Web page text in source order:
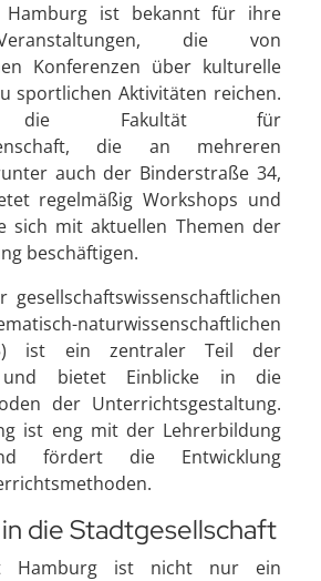
Hamburg ist bekannt für ihre
die von
Konferenzen über kulturelle
sportlichen Aktivitäten reichen.
die Fakultät für
die an mehreren
auch der Binderstraße 34,
regelmäßig Workshops und
sich mit aktuellen Themen der
beschäftigen.
gesellschaftswissenschaftlichen
naturwissenschaftlichen
ist ein zentraler Teil der
und bietet Einblicke in die
der Unterrichtsgestaltung.
ist eng mit der Lehrerbildung
fördert die Entwicklung
die Stadtgesellschaft
Hamburg ist nicht nur ein